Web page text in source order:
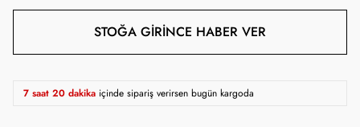
STOĞA GIRINCE HABER VER
7 saat 20 dakika içinde sipariş verirsen bugün kargoda